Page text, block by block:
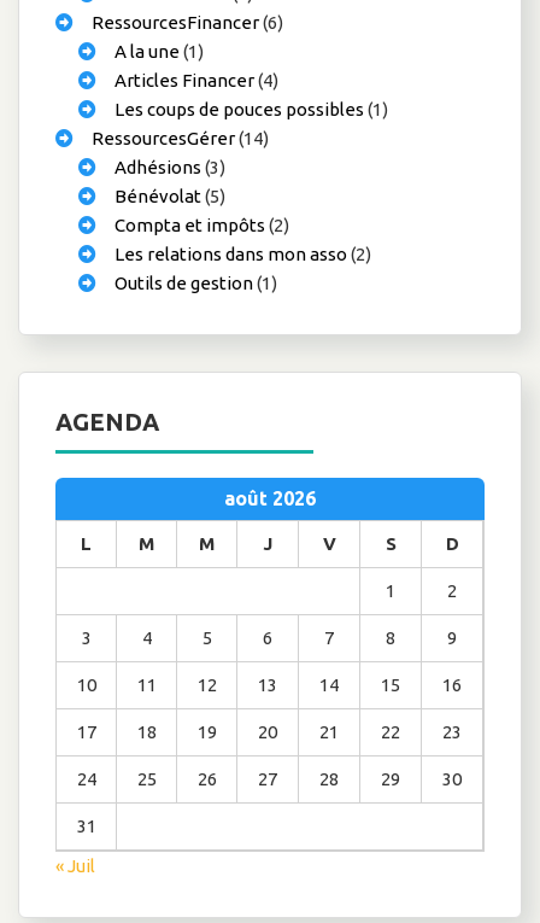
RessourcesFinancer(6)
A la une(1)
Articles Financer(4)
Les coups de pouces possibles (1)
RessourcesGérer(14)
Adhésions (3)
Bénévolat(5)
Compta et impôts (2)
Les relations dans mon asso (2)
Outils de gestion(1)
AGENDA
août 2026
L M M J V S D
1 2
3 4 5 6 7 8 9
10 11 12 13 14 15 16
17 18 19 20 21 22 23
24 25 26 27 28 29 30
31
« Juil